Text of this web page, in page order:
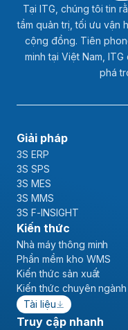
Tại ITG, chúng tôi tin
tầm quản trị, tối ưu vận
cộng đồng. Tiên
minh tại Việt Nam,
phá
Giải pháp
3S ERP
3S SPS
3S MES
3S MMS
3S F-INSIGHT
Kiến thức
Nhà máy thông minh
Phần mềm kho WMS
Kiến thức sản xuất
Kiến thức chuyên ngành
Tài liệu
Truy cập nhanh